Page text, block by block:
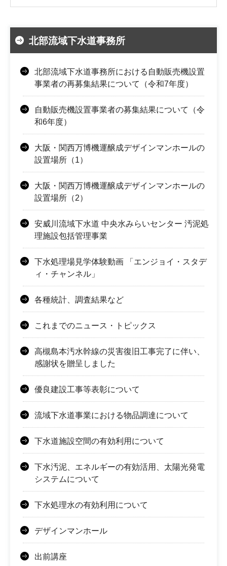
北部流域下水道事務所
北部流域下水道事務所における自動販売機設置
事業者の再募集結果について（令和7年度）
自動販売機設置事業者の募集結果について（令
和6年度）
大阪・関西万博機運醸成デザインマンホールの
設置場所（1）
大阪・関西万博機運醸成デザインマンホールの
設置場所（2）
安威川流域下水道 中央水みらいセンター 汚泥処
理施設包括管理事業
下水処理場見学体験動画 「エンジョイ・スタデ
ィ・チャンネル」
各種統計、調査結果など
これまでのニュース・トピックス
高槻島本汚水幹線の災害復旧工事完了に伴い、
感謝状を贈呈しました
優良建設工事等表彰について
流域下水道事業における物品調達について
下水道施設空間の有効利用について
下水汚泥、エネルギーの有効活用、太陽光発電
システムについて
下水処理水の有効利用について
デザインマンホール
出前講座